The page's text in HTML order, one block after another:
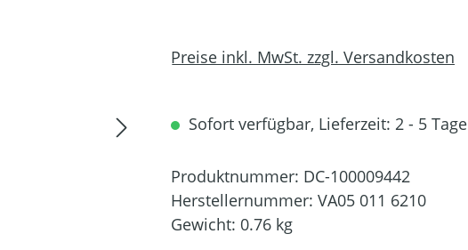
Preise inkl. MwSt. zzgl. Versandkosten
Sofort verfügbar, Lieferzeit: 2 - 5 Tage
Produktnummer: DC-100009442
Herstellernummer: VA05 011 6210
Gewicht: 0.76 kg